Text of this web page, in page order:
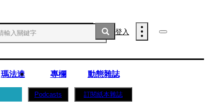
登入
瑪法達 專欄
動態雜誌
Podcasts 訂閱紙本雜誌